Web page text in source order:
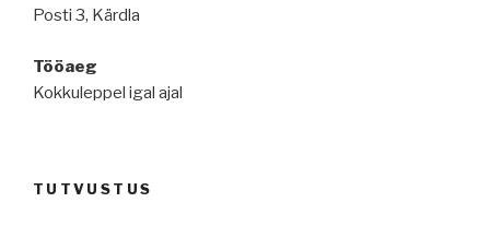
Posti 3, Kärdla
Tööaeg
Kokkuleppel igal ajal
TUTVUSTUS